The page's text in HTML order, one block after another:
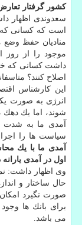
كشور گرفتار
سعدوندی اظهار
است كه كسانی
موجود را از روز
داشت كسانی كه
اصلاح كنند؟
این كارشناس
شوند، اما یك
آمدی ما به
سیاست ها را
اول در آمدی
وی اظهار داشت:
حال ساختار و
صورت نگیرد
برای بانك ها
می باشد.